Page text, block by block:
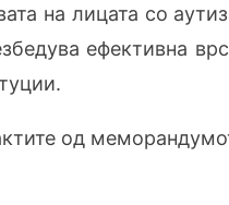
на лицата со
ефективна
од